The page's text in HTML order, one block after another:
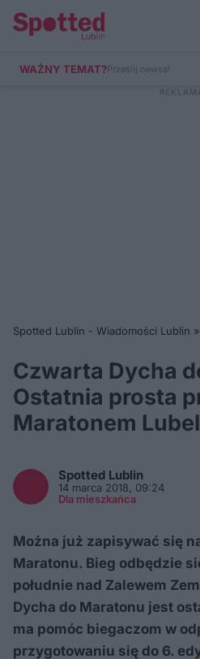
WAŻNY TEMAT?Prześlij newsa!
Spotted Lublin - Wiadomości Lublin »
Czwarta Dycha
Ostatnia prosta
Maratonem
Spotted Lublin
14 marca 2018, 09:24
Dla mieszkańca
Można już zapisywać się
Maratonu. Bieg odbędzie
południe nad Zalewem
Dycha do Maratonu jest
ma pomóc biegaczom w
przygotowaniu się do 6.